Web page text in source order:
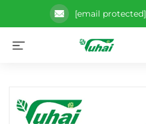
[email protected]